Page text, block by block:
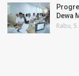
Dewa
Rabu,